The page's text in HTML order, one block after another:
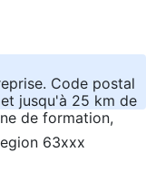
Code postal
jusqu'à 25 km de
de formation,
63xxx